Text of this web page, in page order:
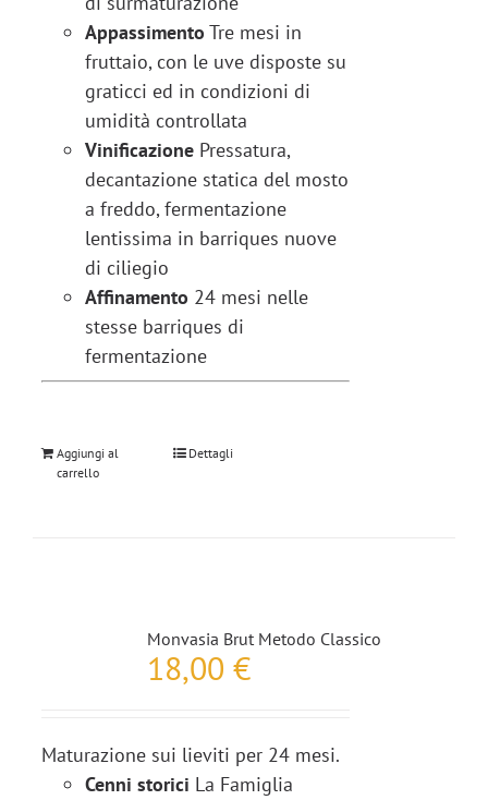
Appassimento Tre mesi in
fruttaio, con le uve disposte su
graticci ed in condizioni di
umidità controllata
VinificazionePressatura,
decantazione statica del mosto
a freddo, fermentazione
lentissima in barriques nuove
di ciliegio
Affinamento 24 mesi nelle
stesse barriques di
fermentazione
Aggiungi al
carrello
Dettagli
Monvasia Brut Metodo Classico
18,00 €
Maturazione sui lieviti per 24 mesi.
Cenni storici La Famiglia